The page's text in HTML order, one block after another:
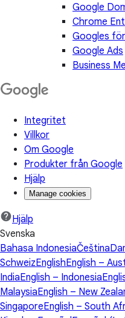
Google
Chrome
Googles
Google Ads
Business
Integritet
Villkor
Om Google
Produkter från Google
Hjälp
Manage cookies
Hjälp
Svenska
Bahasa IndonesiaČeština
SchweizEnglishEnglish –
IndiaEnglish – Indonesia
MalaysiaEnglish – New
SingaporeEnglish – South